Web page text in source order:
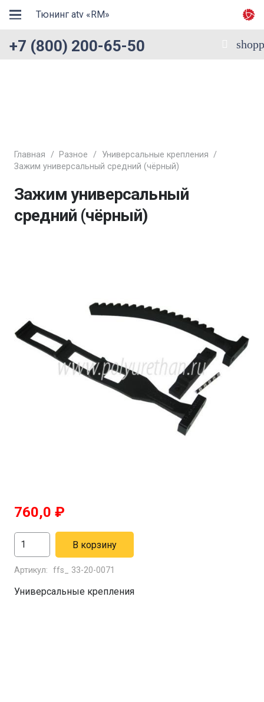
Тюнинг atv «RM»
+7 (800) 200-65-50
Главная / Разное / Универсальные крепления /
Зажим универсальный средний (чёрный)
Зажим универсальный
средний (чёрный)
760,0 ₽
Количество
товара
Зажим
универсальный
В корзину
Артикул: ffs_ 33-20-0071
Универсальные крепления